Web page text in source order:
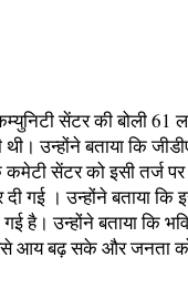
कम्युनिटी सेंटर की बोली
उन्होंने बताया कि
सेंटर को इसी तर्ज
गई । उन्होंने बताया कि
है। उन्होंने बताया कि
आय बढ़ सके और जनता